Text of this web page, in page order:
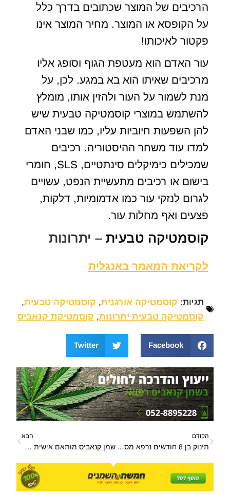
הרכיבים של המוצר שכתובים בדרך כלל
על הקופסא או המוצר. מחיר המוצר אינו
פקטור לאיכותו!
עור האדם הוא מעטפת הגוף וסופג אליו
מרכיבים שאיתו הוא בא במגע. לכן, על
מנת לשמור על העור ולהזין אותו, מומלץ
להשתמש במוצרי קוסמטיקה טבעית שיש
להן השפעות חיוביות עליו, כמו שבני האדם
למדו עוד משחר ההיסטוריה. רכיבים
שמכילים כימיקלים סינתטיים, SLS, חומרי
בישום או רכיבים מתעשיית הנפט, עשויים
לגרום לנזקי עור כמו אדמומיות, דלקות,
פצעים ואף מחלות עור.
קוסמטיקה טבעית – יתרונות
לקריאת המאמר באנגלית
תגיות: קוסמטיקה אורגנית, קוסמטיקה טבעית,
קוסמטיקה טבעית יתרונות, קוסמטיקת קנאביס
Facebook
Twitter
הקודם
תינוק בן 8 חודשים נרפא מסרטן המוח בעזרת תמצית שמן קנאביס
הבא
שמן קנאביס מותאם אישית – שמן קנאביס בהתאמה אישית